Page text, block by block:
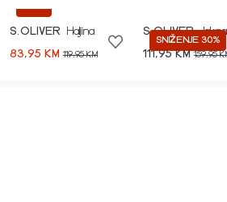
S.OLIVER
Haljina
83,95 KM 119,95 KM
SNIŽENJE 30%
S.OLIVER Jakna
111,95 KM159,95